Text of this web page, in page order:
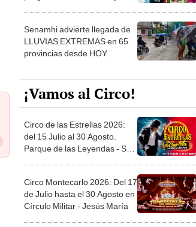
Senamhi advierte llegada de
LLUVIAS EXTREMAS en 65
provincias desde HOY
¡Vamos al Circo!
Circo de las Estrellas 2026:
del 15 Julio al 30 Agosto.
Parque de las Leyendas - San
Circo Montecarlo 2026: Del 17
de Julio hasta el 30 Agosto en
Círculo Militar - Jesús María